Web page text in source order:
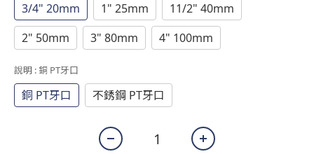
3/4" 20mm 1" 25mm
11/2" 40mm
2" 50mm
3" 80mm 4" 100mm
說明 : 銅 PT牙口
銅 PT牙口 不銹鋼 PT牙口